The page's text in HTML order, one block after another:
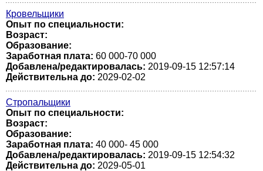
Кровельщики
Опыт по специальности:
Возраст:
Образование:
Заработная плата: 60 000-70 000
Добавлена/редактировалась: 2019-09-15 12:57:14
Действительна до: 2029-02-02
Стропальщики
Опыт по специальности:
Возраст:
Образование:
Заработная плата: 40 000- 45 000
Добавлена/редактировалась: 2019-09-15 12:54:32
Действительна до: 2029-05-01